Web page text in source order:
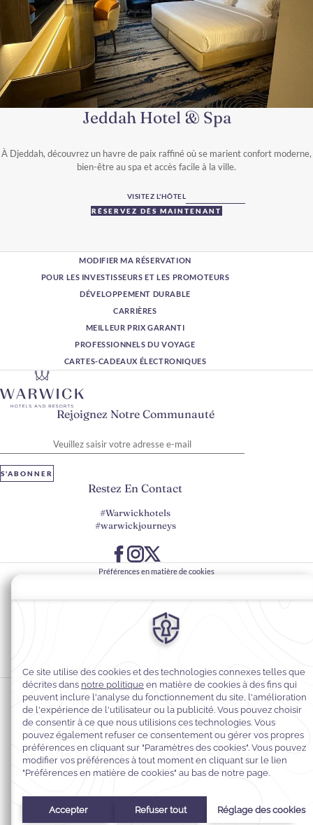
Jeddah Hotel & Spa
À Djeddah, découvrez un havre de paix raffiné où se marient confort moderne,
bien-être au spa et accès facile à la ville.
VISITEZ L'HÔTEL
RÉSERVEZ DÈS MAINTENANT
MODIFIER MA RÉSERVATION
POUR LES INVESTISSEURS ET LES PROMOTEURS
DÉVELOPPEMENT DURABLE
CARRIÈRES
MEILLEUR PRIX GARANTI
PROFESSIONNELS DU VOYAGE
CARTES-CADEAUX ÉLECTRONIQUES
Rejoignez Notre Communauté
S'ABONNER
Restez En Contact
#Warwickhotels
#warwickjourneys
Préférences en matière de cookies
Accessibilité du Web
Contact
© 2026 Warwick Hotels & Resorts, Tous droits réservés